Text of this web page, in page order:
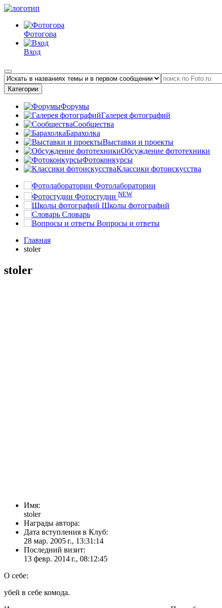
Фотогора
Вход
Категории
Форумы
Галерея фотографий
Сообщества
Барахолка
Выставки и проекты
Обсуждение фототехники
Фотоконкурсы
Классики фотоискусства
Фотолаборатории
Фотостудии NEW
Школы фотографий
Словарь
Вопросы и ответы
Главная
stoler
stoler
Имя:
stoler
Награды автора:
Дата вступления в Клуб:
28 мар. 2005 г., 13:31:14
Последний визит:
13 февр. 2014 г., 08:12:45
О себе:
убей в себе комода.